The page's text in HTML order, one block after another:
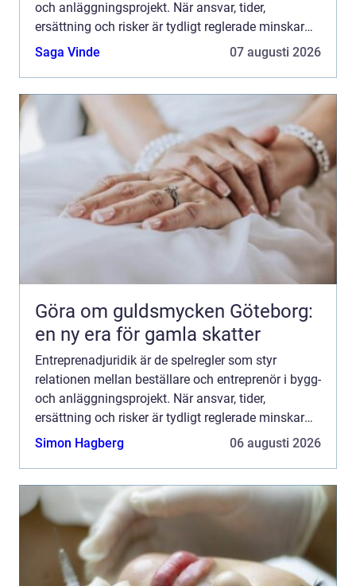
och anläggningsprojekt. När ansvar, tider,
ersättning och risker är tydligt reglerade minskar
konflikterna, kostnaderna hålls nere och projekten
Saga Vinde 07 augusti 2026
Göra om guldsmycken Göteborg:
en ny era för gamla skatter
Entreprenadjuridik är de spelregler som styr
relationen mellan beställare och entreprenör i bygg-
och anläggningsprojekt. När ansvar, tider,
ersättning och risker är tydligt reglerade minskar
konflikterna, kostnaderna hålls nere och projekten
Simon Hagberg 06 augusti 2026